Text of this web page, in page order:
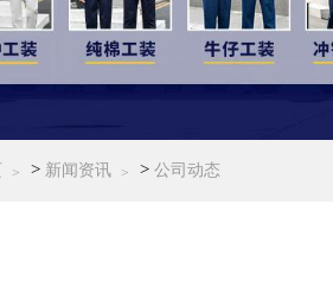
> 新闻资讯 > 公司动态